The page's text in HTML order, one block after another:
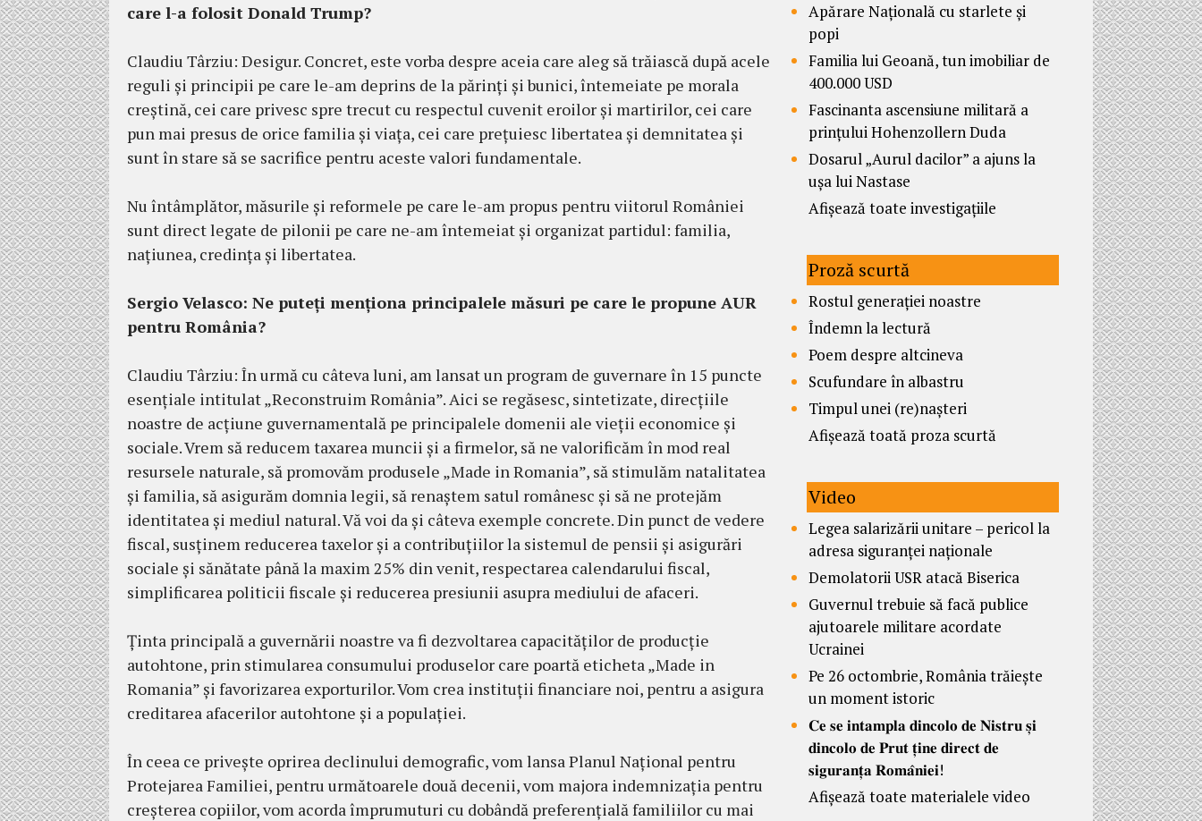
care l-a folosit Donald Trump?
Claudiu Târziu: Desigur. Concret, este vorba despre aceia care aleg să trăiască după acele
reguli și principii pe care le-am deprins de la părinți și bunici, întemeiate pe morala
creștină, cei care privesc spre trecut cu respectul cuvenit eroilor și martirilor, cei care
pun mai presus de orice familia și viața, cei care prețuiesc libertatea și demnitatea și
sunt în stare să se sacrifice pentru aceste valori fundamentale.
Nu întâmplător, măsurile și reformele pe care le-am propus pentru viitorul României
sunt direct legate de pilonii pe care ne-am întemeiat și organizat partidul: familia,
națiunea, credința și libertatea.
Sergio Velasco: Ne puteți menționa principalele măsuri pe care le propune AUR
pentru România?
Claudiu Târziu: În urmă cu câteva luni, am lansat un program de guvernare în 15 puncte
esențiale intitulat „Reconstruim România”. Aici se regăsesc, sintetizate, direcțiile
noastre de acțiune guvernamentală pe principalele domenii ale vieții economice și
sociale. Vrem să reducem taxarea muncii și a firmelor, să ne valorificăm în mod real
resursele naturale, să promovăm produsele „Made in Romania”, să stimulăm natalitatea
și familia, să asigurăm domnia legii, să renaștem satul românesc și să ne protejăm
identitatea și mediul natural. Vă voi da și câteva exemple concrete. Din punct de vedere
fiscal, susținem reducerea taxelor și a contribuțiilor la sistemul de pensii și asigurări
sociale și sănătate până la maxim 25% din venit, respectarea calendarului fiscal,
simplificarea politicii fiscale și reducerea presiunii asupra mediului de afaceri.
Ținta principală a guvernării noastre va fi dezvoltarea capacităților de producție
autohtone, prin stimularea consumului produselor care poartă eticheta „Made in
Romania” și favorizarea exporturilor. Vom crea instituții financiare noi, pentru a asigura
creditarea afacerilor autohtone și a populației.
În ceea ce privește oprirea declinului demografic, vom lansa Planul Național pentru
Protejarea Familiei, pentru următoarele două decenii, vom majora indemnizația pentru
creșterea copiilor, vom acorda împrumuturi cu dobândă preferențială familiilor cu mai
Apărare Națională cu starlete și
popi
Familia lui Geoană, tun imobiliar de
400.000 USD
Fascinanta ascensiune militară a
prințului Hohenzollern Duda
Dosarul „Aurul dacilor” a ajuns la
ușa lui Nastase
Afișează toate investigațiile
Proză scurtă
Rostul generației noastre
Îndemn la lectură
Poem despre altcineva
Scufundare în albastru
Timpul unei (re)nașteri
Afișează toată proza scurtă
Video
Legea salarizării unitare – pericol la
adresa siguranței naționale
Demolatorii USR atacă Biserica
Guvernul trebuie să facă publice
ajutoarele militare acordate
Ucrainei
Pe 26 octombrie, România trăiește
un moment istoric
𝐂𝐞 𝐬𝐞 𝐢𝐧𝐭𝐚𝐦𝐩𝐥𝐚 𝐝𝐢𝐧𝐜𝐨𝐥𝐨 𝐝𝐞 𝐍𝐢𝐬𝐭𝐫𝐮 𝐬̦𝐢
𝐝𝐢𝐧𝐜𝐨𝐥𝐨 𝐝𝐞 𝐏𝐫𝐮𝐭 𝐭̦𝐢𝐧𝐞 𝐝𝐢𝐫𝐞𝐜𝐭 𝐝𝐞
𝐬𝐢𝐠𝐮𝐫𝐚𝐧𝐭̦𝐚 𝐑𝐨𝐦𝐚̂𝐧𝐢𝐞𝐢!
Afișează toate materialele video